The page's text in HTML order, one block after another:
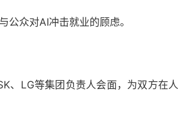
公众对AI冲击就业的顾虑。
、LG等集团负责人会面，为双方在人